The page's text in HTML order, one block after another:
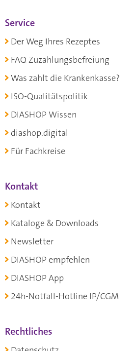
Service
Der Weg Ihres Rezeptes
FAQ Zuzahlungsbefreiung
Was zahlt die Krankenkasse?
ISO-Qualitätspolitik
DIASHOP Wissen
diashop.digital
Für Fachkreise
Kontakt
Kontakt
Kataloge & Downloads
Newsletter
DIASHOP empfehlen
DIASHOP App
24h-Notfall-Hotline IP/CGM
Rechtliches